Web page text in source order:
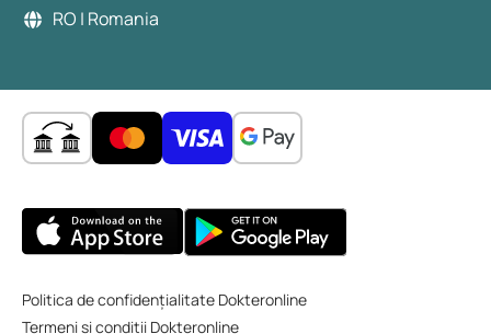
RO | Romania
Politica de confidențialitate Dokteronline
Termeni și condiții Dokteronline